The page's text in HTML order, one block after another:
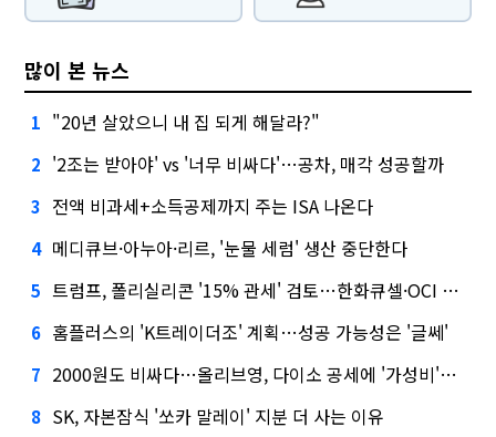
많이 본 뉴스
1 "20년 살았으니 내 집 되게 해달라?"
2 '2조는 받아야' vs '너무 비싸다'…공차, 매각 성공할까
3 전액 비과세+소득공제까지 주는 ISA 나온다
4 메디큐브·아누아·리르, '눈물 세럼' 생산 중단한다
5 트럼프, 폴리실리콘 '15% 관세' 검토…한화큐셀·OCI 영향은?
6 홈플러스의 'K트레이더조' 계획…성공 가능성은 '글쎄'
7 2000원도 비싸다…올리브영, 다이소 공세에 '가성비'로 맞불
8 SK, 자본잠식 '쏘카 말레이' 지분 더 사는 이유